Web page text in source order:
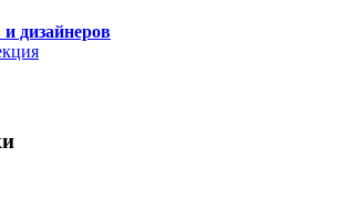
дизайнеров